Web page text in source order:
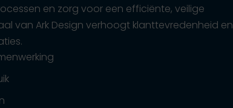
en zorg voor een efficiënte, veilige
van Ark Design verhoogt klanttevredenheid en